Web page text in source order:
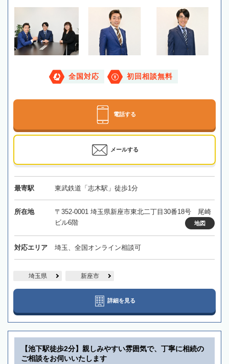
全国対応 初回相談無料
電話する
メールする
最寄駅 東武鉄道「志木駅」徒歩1分
所在地
〒352-0001 埼玉県新座市東北二丁目30番18号 尾崎
ビル6階
地図
対応エリア 埼玉、全国オンライン相談可
埼玉県 新座市
詳細を見る
【池下駅徒歩2分】親しみやすい雰囲気で、丁寧に相続の
ご相談をお伺いいたします